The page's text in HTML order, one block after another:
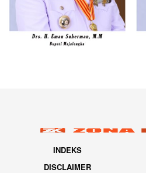
INDEKS
DISCLAIMER